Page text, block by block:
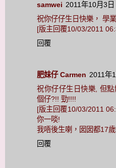
samwei 2011年10月3
祝你仔仔生日快樂， 學
[版主回覆10/03/2011
回覆
肥妹仔 Carmen 2011年
祝你仔仔生日快樂, 但
個仔?!! 勁!!!!
[版主回覆10/03/2011
你一啖!
我唔後生喇，囡囡都17
回覆